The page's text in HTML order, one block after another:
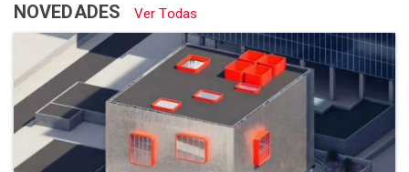
NOVEDADES Ver Todas